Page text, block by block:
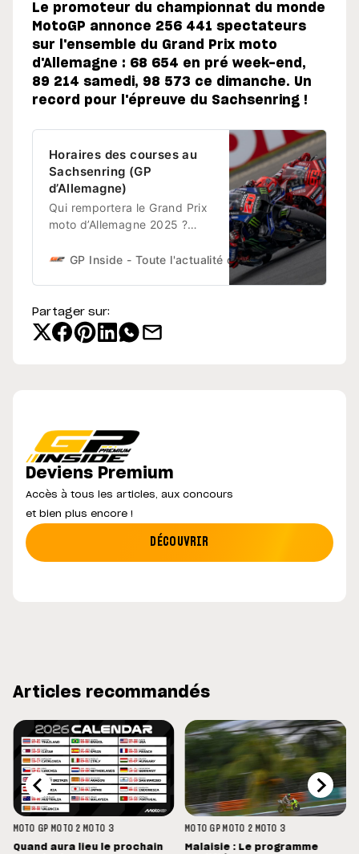
Le promoteur du championnat du monde
MotoGP annonce 256 441 spectateurs
sur l'ensemble du Grand Prix moto
d'Allemagne : 68 654 en pré week-end,
89 214 samedi, 98 573 ce dimanche. Un
record pour l'épreuve du Sachsenring !
Horaires des courses au
Sachsenring (GP
d’Allemagne)
Qui remportera le Grand Prix
moto d’Allemagne 2025 ?
horaires des courses au
du groupe Canal+ (France) et
de LN24 Sports (Belgique).
Dimanche 13 juillet : 9h40 -
GP Inside - Toute l'actualité du sport moto !
Partager sur:
Deviens Premium
Accès à tous les articles, aux concours
et bien plus encore !
DÉCOUVRIR
Articles recommandés
MOTO GP MOTO 2 MOTO 3
Quand aura lieu le prochain
MOTO GP MOTO 2 MOTO 3
Malaisie : Le programme